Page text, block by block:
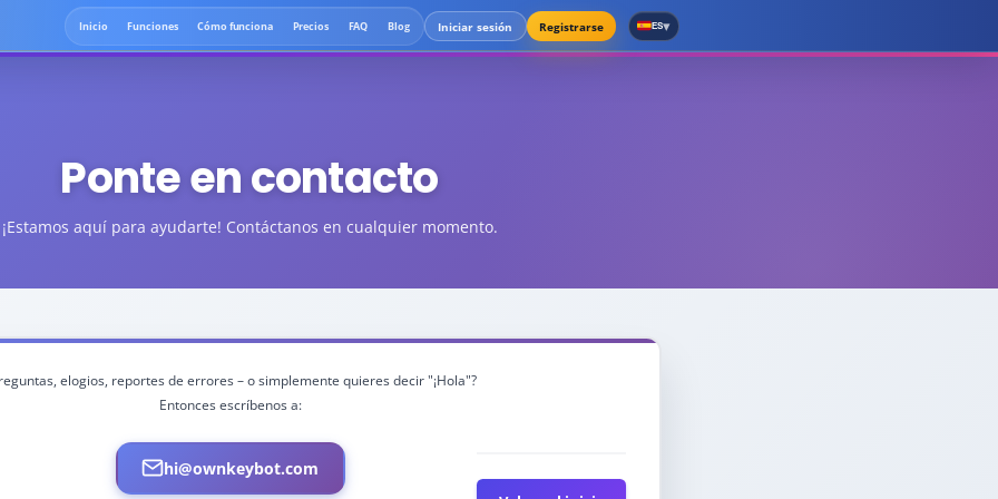
Inicio Funciones Cómo funciona Precios FAQ Blog Iniciar sesión Registrarse ES▾
Ponte en contacto
¡Estamos aquí para ayudarte! Contáctanos en cualquier momento.
elogios, reportes de errores – o simplemente quieres decir "¡Hola"?
Entonces escríbenos a:
hi@ownkeybot.com